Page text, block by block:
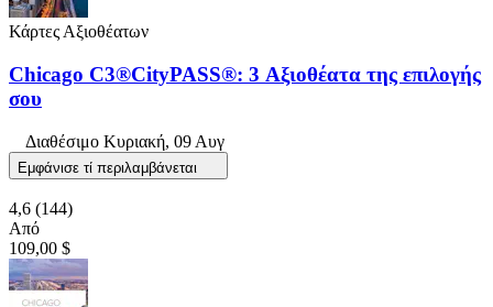
Κάρτες Αξιοθέατων
Chicago C3®CityPASS®: 3 Αξιοθέατα της επιλογής
σου
Διαθέσιμο Κυριακή, 09 Αυγ
Εμφάνισε τί περιλαμβάνεται
4,6 (144)
Από
109,00 $